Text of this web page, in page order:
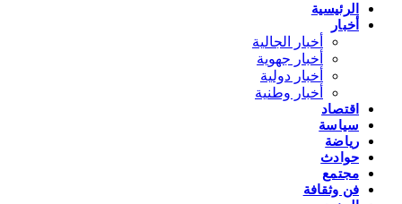
الرئيسية
أخبار
أخبار الجالية
أخبار جهوية
أخبار دولية
أخبار وطنية
اقتصاد
سياسة
رياضة
حوادث
مجتمع
فن وثقافة